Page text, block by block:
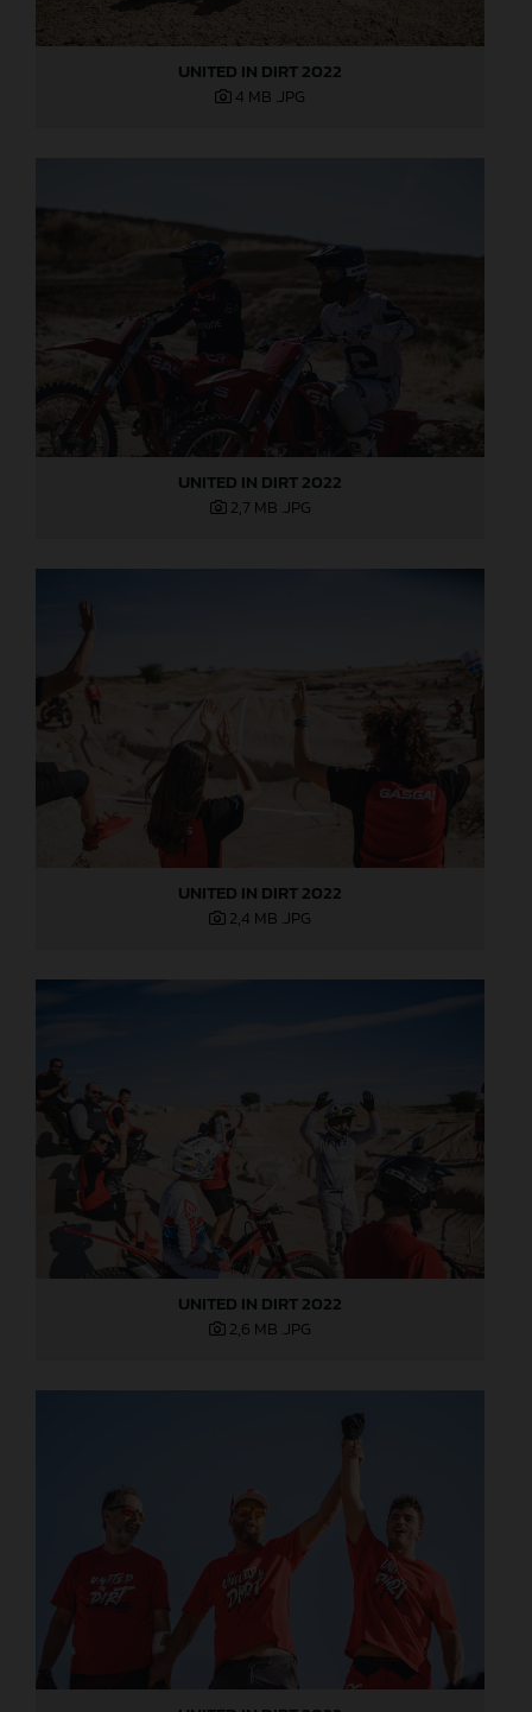
UNITED IN DIRT 2022
4 MB .JPG
UNITED IN DIRT 2022
2,7 MB .JPG
UNITED IN DIRT 2022
2,4 MB .JPG
UNITED IN DIRT 2022
2,6 MB .JPG